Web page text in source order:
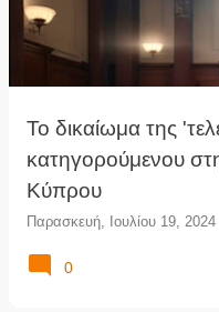
Το δικαίωμα της
κατηγορούμενου
Κύπρου
Παρασκευή, Ιουλίου 19, 2024
0